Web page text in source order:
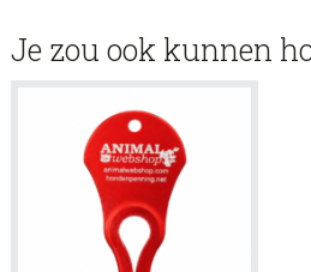
Je zou ook kunnen